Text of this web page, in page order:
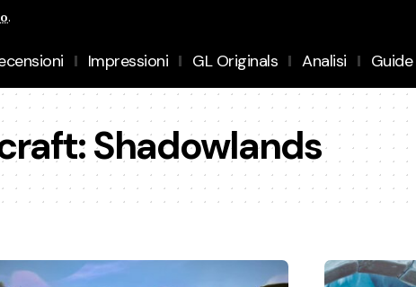
.
Impressioni GL Originals Analisi Guide
Shadowlands